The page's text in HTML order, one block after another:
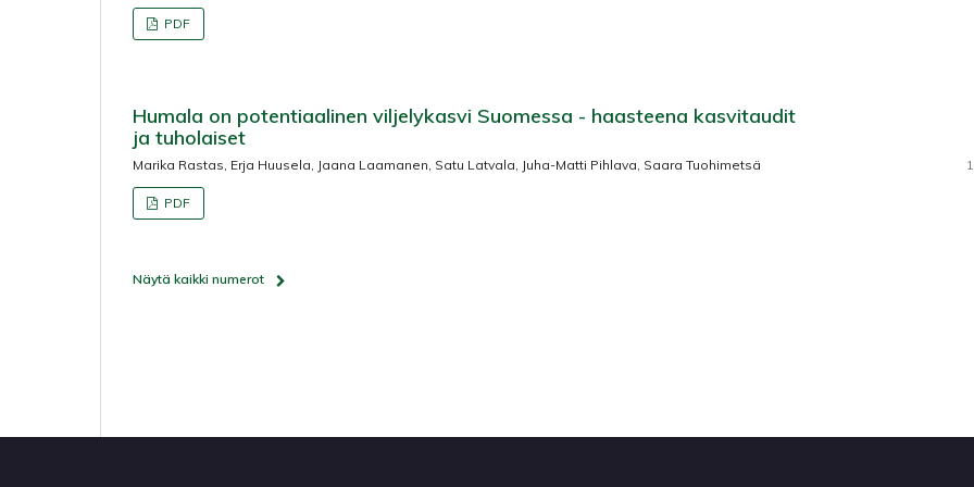
PDF
Humala on potentiaalinen viljelykasvi Suomessa - haasteena kasvitaudit
ja tuholaiset
Marika Rastas, Erja Huusela, Jaana Laamanen, Satu Latvala, Juha-Matti Pihlava, Saara Tuohimetsä
PDF
Näytä kaikki numerot